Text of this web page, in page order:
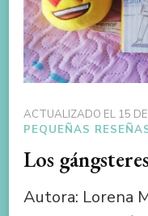
ACTUALIZADO EL 15
PEQUEÑAS
Los
Autora: Lorena